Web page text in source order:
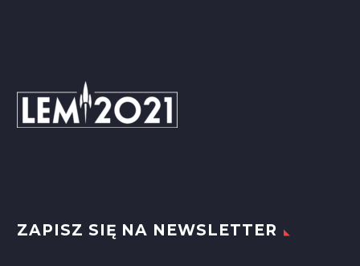
ZAPISZ SIĘ NA NEWSLETTER